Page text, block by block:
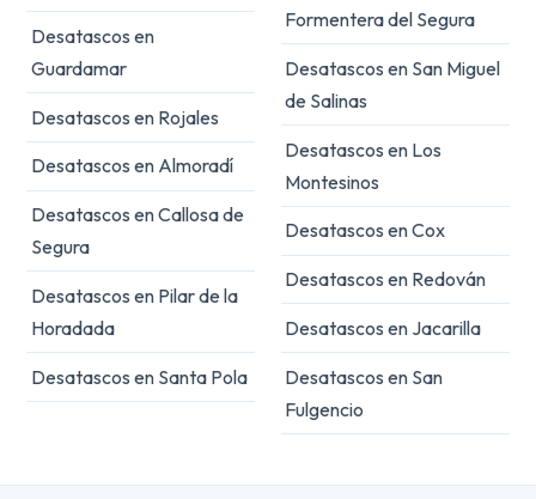
Desatascos en
Guardamar
Desatascos en Rojales
Desatascos en Almoradí
Desatascos en Callosa de
Segura
Desatascos en Pilar de la
Horadada
Desatascos en Santa Pola
Formentera del Segura
Desatascos en San Miguel
de Salinas
Desatascos en Los
Montesinos
Desatascos en Cox
Desatascos en Redován
Desatascos en Jacarilla
Desatascos en San
Fulgencio